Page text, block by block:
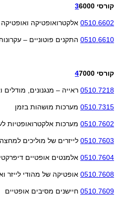
קורסי 36000
0510.6602 אלקטרואופטיקה ואופטיקה
0510.6610 התקנים פוטוניים –
קורסי 7000
4
0510.7218 ראייה – מנגנונים, מודלים
0510.7315 מערכות מושהות בזמן
0510.7602 מערכות אלקטרואופטיות
0510.7603 לייזרים של מוליכים למחצה
0510.7604 אלמנטים אופטיים
0510.7608 אופטיקה של מהודי לייזר
0510.7609 חיישנים מסיבים אופטיים